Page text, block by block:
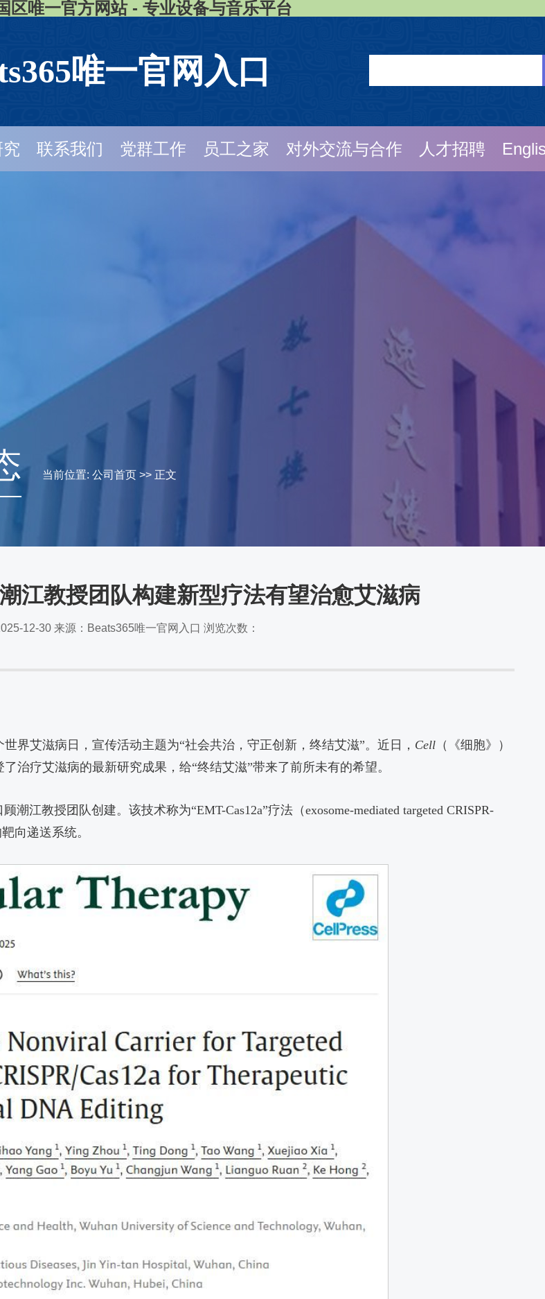
区唯一官方网站 - 专业设备与音乐平台
唯一官网入口
联系我们 党群工作 员工之家 对外交流与合作 人才招聘
当前位置: 公司首页 >> 正文
江教授团队构建新型疗法有望治愈艾滋病
12-30 来源：Beats365唯一官网入口 浏览次数：
界艾滋病日，宣传活动主题为“社会共治，守正创新，终结艾滋”。近日， Cell （《细胞》）
了治疗艾滋病的最新研究成果，给“终结艾滋”带来了前所未有的希望。
江教授团队创建。该技术称为“EMT-Cas12a”疗法（exosome-mediated targeted CRISPR-
向递送系统。